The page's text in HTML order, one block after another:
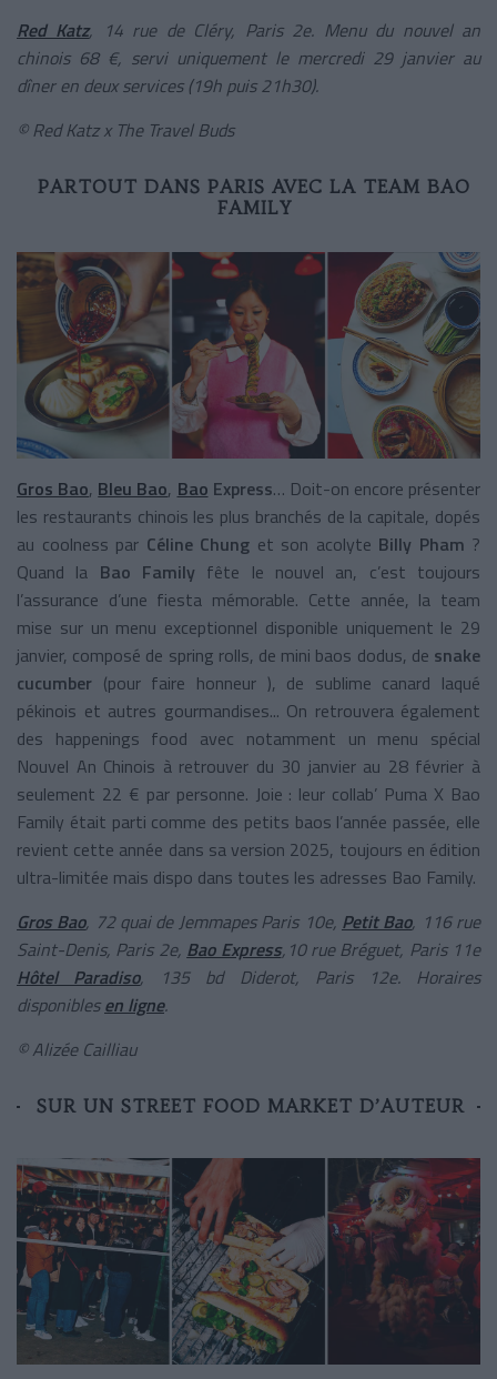
Red Katz, 14 rue de Cléry, Paris 2e. Menu du nouvel an
chinois 68 €, servi uniquement le mercredi 29 janvier au
dîner en deux services (19h puis 21h30).
© Red Katz x The Travel Buds
PARTOUT DANS PARIS AVEC LA TEAM BAO
FAMILY
Gros Bao, Bleu Bao, Bao Express… Doit-on encore présenter
les restaurants chinois les plus branchés de la capitale, dopés
au coolness par Céline Chung et son acolyte Billy Pham ?
Quand la Bao Family fête le nouvel an, c’est toujours
l’assurance d’une fiesta mémorable. Cette année, la team
mise sur un menu exceptionnel disponible uniquement le 29
janvier, composé de spring rolls, de mini baos dodus, de snake
cucumber (pour faire honneur ), de sublime canard laqué
pékinois et autres gourmandises... On retrouvera également
des happenings food avec notamment un menu spécial
Nouvel An Chinois à retrouver du 30 janvier au 28 février à
seulement 22 € par personne. Joie : leur collab’ Puma X Bao
Family était parti comme des petits baos l’année passée, elle
revient cette année dans sa version 2025, toujours en édition
ultra-limitée mais dispo dans toutes les adresses Bao Family.
Gros Bao, 72 quai de Jemmapes Paris 10e, Petit Bao, 116 rue
Saint-Denis, Paris 2e, Bao Express,10 rue Bréguet, Paris 11e
Hôtel Paradiso, 135 bd Diderot, Paris 12e. Horaires
disponiblesen ligne.
© Alizée Cailliau
SUR UN STREET FOOD MARKET D’AUTEUR